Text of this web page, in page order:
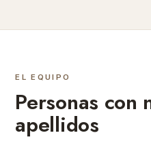
EL EQUIPO
Personas con
apellidos